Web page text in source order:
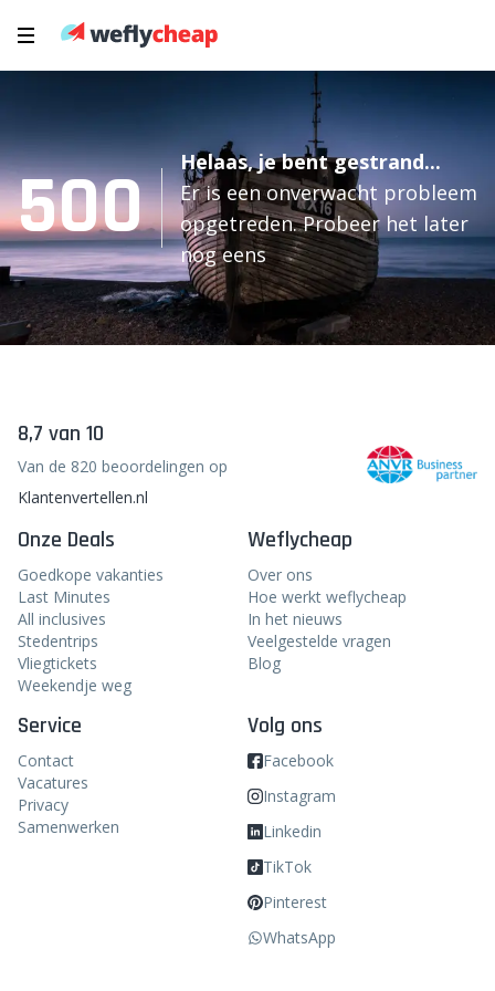
500
Helaas, je bent gestrand...
Er is een onverwacht probleem
opgetreden. Probeer het later
nog eens
8,7 van 10
Van de 820 beoordelingen op
Klantenvertellen.nl
Onze Deals
Goedkope vakanties
Last Minutes
All inclusives
Stedentrips
Vliegtickets
Weekendje weg
Weflycheap
Over ons
Hoe werkt weflycheap
In het nieuws
Veelgestelde vragen
Blog
Service
Contact
Vacatures
Privacy
Samenwerken
Volg ons
Facebook
Instagram
Linkedin
TikTok
Pinterest
WhatsApp